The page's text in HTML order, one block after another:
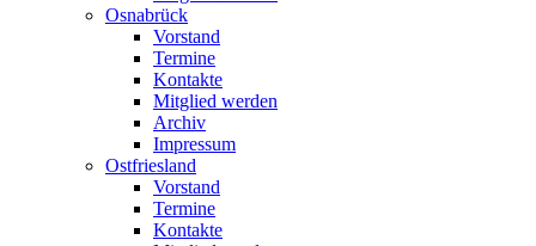
Osnabrück
Vorstand
Termine
Kontakte
Mitglied werden
Archiv
Impressum
Ostfriesland
Vorstand
Termine
Kontakte